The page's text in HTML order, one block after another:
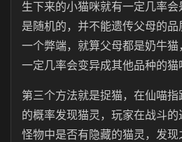
生下来的小猫咪就有一定几率
是随机的，并不能遗传父母的
一个弊端，就算父母都是奶牛
一定几率会变异成其他品种的猫
第三个方法就是捉猫，在仙喵
的概率发现猫灵，玩家在战斗
怪物中是否有隐藏的猫灵，发